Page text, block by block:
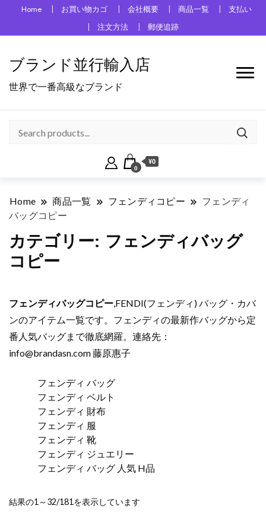
Home お買い物カゴ 会社概要 商品一覧
支払い
注文方法
郵便追跡
ブランド並行輸入店
世界で一番高級なブランド
0
¥0
Home 商品一覧 フェンディコピー
フェンディ
バッグコピー
カテゴリー: フェンディバッグ
コピー
フェンディバッグコピー,FENDI(フェンディ) バッグ・カバ
ンのアイテム一覧です。フェンディの最新作バッグから定
番人気バッグまで徹底網羅。連絡先：
info@brandasn.com藤原惠子
フェンディ バッグ
フェンディ ベルト
フェンディ 財布
フェンディ 服
フェンディ 靴
フェンディ ジュエリー
フェンディ バッグ 人気 H品
結果の1～32/181を表示しています